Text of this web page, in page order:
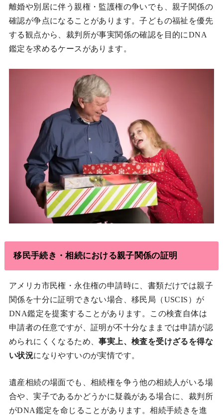
離婚や別居に伴う親権・監護権の争いでも、親子関係の
確認が争点になることがあります。子どもの福祉を優先
する観点から、裁判所が事実関係の確認を目的にDNA
鑑定を求めるケースがあります。
移民手続き・相続における親子関係の証明
アメリカ市民権・永住権の申請時に、書類だけでは親子
関係を十分に証明できない場合、移民局（USCIS）が
DNA鑑定を提案することがあります。この検査自体は
申請者の任意ですが、証明が不十分なままでは申請が認
められにくくなるため、事実上、検査を受けざるを得な
い状況になりやすいのが実情です。
遺産相続の場面でも、相続権を争う他の相続人がいる場
合や、実子であるかどうかに疑義がある場合に、裁判所
がDNA鑑定を命じることがあります。相続手続きを進